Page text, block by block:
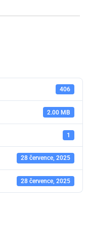
406
2.00 MB
1
28 července, 2025
28 července, 2025